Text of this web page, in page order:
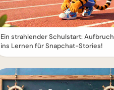
Ein strahlender Schulstart: Aufbruch
ins Lernen für Snapchat-Stories!